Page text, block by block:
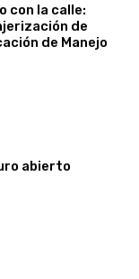
con la calle:
de
de Manejo
abierto